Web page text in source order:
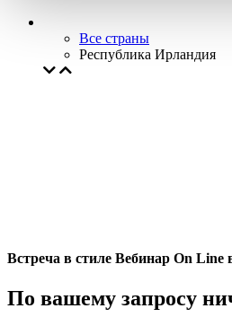
Все страны
Республика Ирландия
Встреча в стиле Вебинар On Line
По вашему запросу